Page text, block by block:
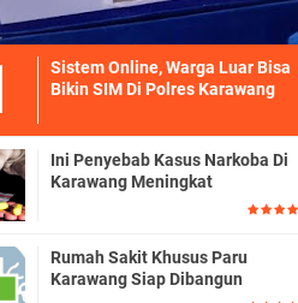
Sistem Online, Warga Luar Bisa
Bikin SIM Di Polres Karawang
Ini Penyebab Kasus Narkoba Di
Karawang Meningkat
Rumah Sakit Khusus Paru
Karawang Siap Dibangun